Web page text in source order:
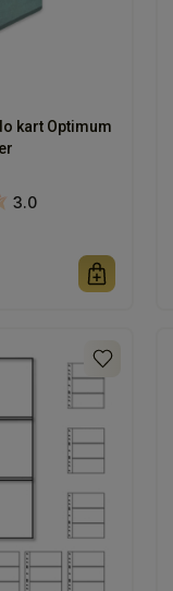
kart Optimum
3.0